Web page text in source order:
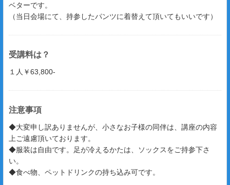
ベターです。
（当日会場にて、持参したパンツに着替えて頂いてもいいです）
受講料は？
１人￥63,800-
注意事項
◆大変申し訳ありませんが、小さなお子様の同伴は、講座の内容
上ご遠慮頂いております。
◆服装は自由です。足が冷えるかたは、ソックスをご持参下さ
い。
◆食べ物、ペットドリンクの持ち込み可です。